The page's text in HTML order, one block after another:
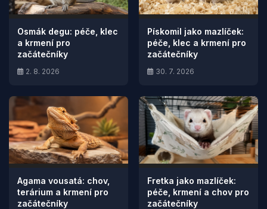
Osmák degu: péče, klec
a krmení pro
začátečníky
2. 8. 2026
Pískomil jako mazlíček:
péče, klec a krmení pro
začátečníky
30. 7. 2026
Agama vousatá: chov,
terárium a krmení pro
začátečníky
Fretka jako mazlíček:
péče, krmení a chov pro
začátečníky